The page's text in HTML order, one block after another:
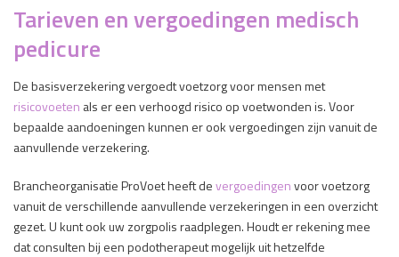
Tarieven en vergoedingen medisch
pedicure
De basisverzekering vergoedt voetzorg voor mensen met
risicovoeten als er een verhoogd risico op voetwonden is. Voor
bepaalde aandoeningen kunnen er ook vergoedingen zijn vanuit de
aanvullende verzekering.
Brancheorganisatie ProVoet heeft devergoedingenvoor voetzorg
vanuit de verschillende aanvullende verzekeringen in een overzicht
gezet. U kunt ook uw zorgpolis raadplegen. Houdt er rekening mee
dat consulten bij een podotherapeut mogelijk uit hetzelfde